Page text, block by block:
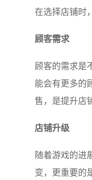
在选择店铺时
顾客需求
顾客的需求是
能会有更多的
售，是提升店
店铺升级
随着游戏的进
变，更重要的